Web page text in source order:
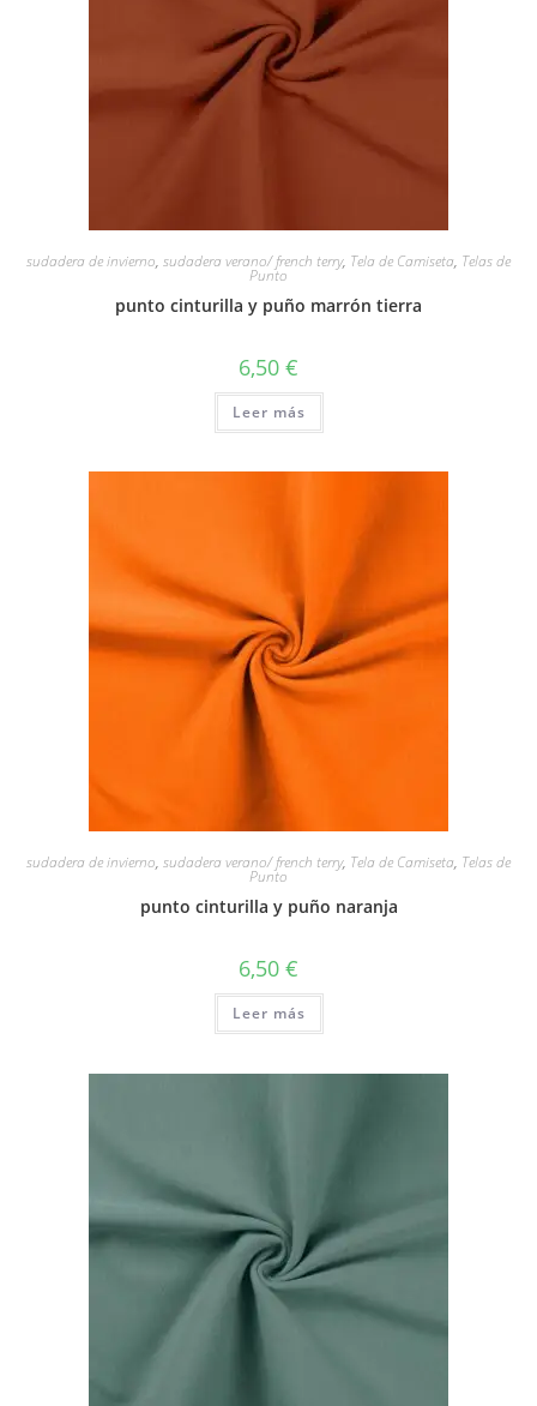
sudadera de invierno, sudadera verano/ french terry, Tela de Camiseta, Telas de
Punto
punto cinturilla y puño marrón tierra
6,50 €
Leer más
sudadera de invierno, sudadera verano/ french terry, Tela de Camiseta, Telas de
Punto
punto cinturilla y puño naranja
6,50 €
Leer más